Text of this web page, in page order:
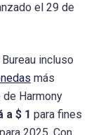
el 29 de
incluso
más
Harmony
a $ 1 para fines